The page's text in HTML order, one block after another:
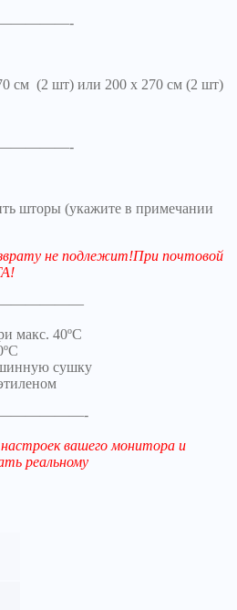
см (2 шт) или 200 х 270 см (2 шт)
шторы (укажите в примечании
не подлежит!При почтовой
макс. 40ºC
сушку
вашего монитора и
реальному